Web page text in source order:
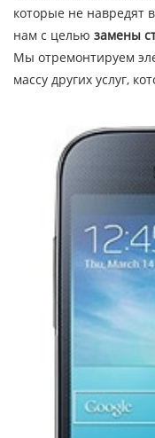
которые не навредят
нам с целью замены
Мы отремонтируем
массу других услуг,